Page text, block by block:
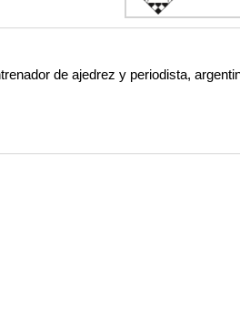
de ajedrez y periodista,